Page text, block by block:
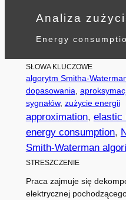
Analiza
Energy
SŁOWA KLUCZOWE
algorytm Smitha-
dopasowania
sygnałów, zużycie energii
approximation, elastic
energy consumption,
Smith-Waterman
STRESZCZENIE
Praca zajmuje się
elektrycznej